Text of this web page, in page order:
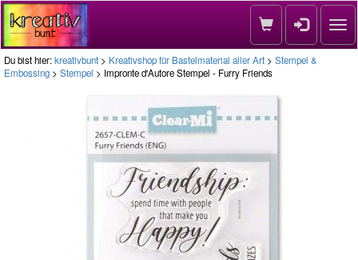
Du bist hier:kreativbunt > Kreativshop für Bastelmaterial aller Art > Stempel &
Embossing > Stempel > Impronte d'Autore Stempel - Furry Friends